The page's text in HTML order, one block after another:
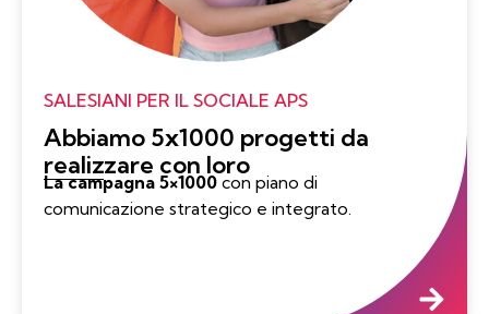
SALESIANI PER IL SOCIALE APS
Abbiamo 5x1000 progetti da
realizzare con loro
La campagna 5×1000 con piano di
comunicazione strategico e integrato.